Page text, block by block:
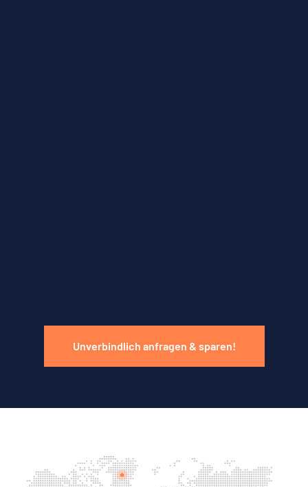
Unverbindlich anfragen & sparen!